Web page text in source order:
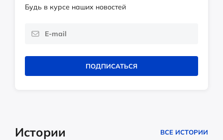
Будь в курсе наших новостей
ПОДПИСАТЬСЯ
Истории ВСЕ ИСТОРИИ